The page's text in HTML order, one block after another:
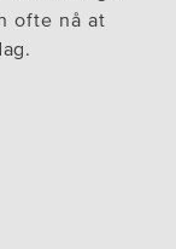
ofte nå at